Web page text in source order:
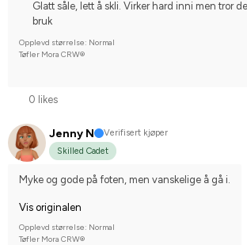
Glatt såle, lett å skli. Virker hard inni men tror
bruk
Opplevd størrelse: Normal
Tøfler Mora CRW®
0 likes
Jenny N
Verifisert kjøper
Skilled Cadet
Myke og gode på foten, men vanskelige å gå i.
Vis originalen
Opplevd størrelse: Normal
Tøfler Mora CRW®